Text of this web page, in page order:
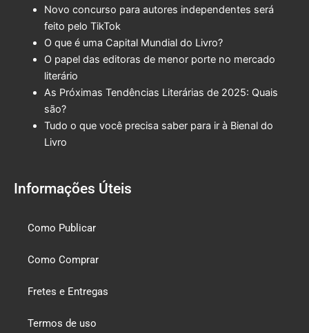
Novo concurso para autores independentes será
feito pelo TikTok
O que é uma Capital Mundial do Livro?
O papel das editoras de menor porte no mercado
literário
As Próximas Tendências Literárias de 2025: Quais
são?
Tudo o que você precisa saber para ir à Bienal do
Livro
Informações Úteis
Como Publicar
Como Comprar
Fretes e Entregas
Termos de uso